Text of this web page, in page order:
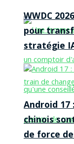
WWDC
pour
stratégie
Android
chinois
de force